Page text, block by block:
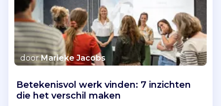
doorMarieke Jacobs
Betekenisvol werk vinden: 7 inzichten
die het verschil maken